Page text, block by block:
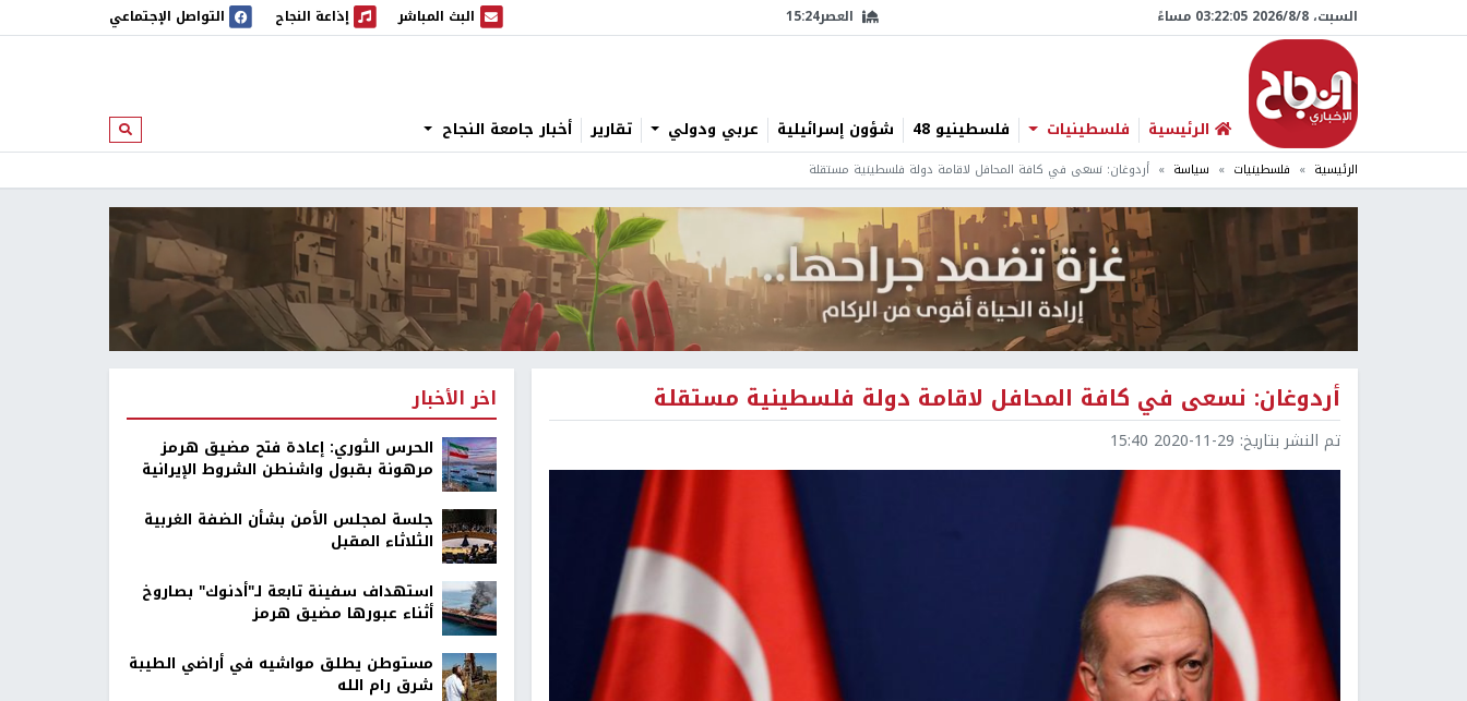
السبت، 8/‏8/‏2026 03:22:06 مساءً العصر15:24 البث المباشر
البث المباشر إذاعة النجاح
إذاعة النجاح التواصل الإجتماعي
الرئيسية فلسطينيات فلسطينيو 48 شؤون إسرائيلية عربي ودولي تقارير أخبار جامعة النجاح ابحث
الرئيسية فلسطينيات سياسة أردوغان: نسعى في كافة المحافل لاقامة دولة فلسطينية مستقلة
أردوغان: نسعى في كافة المحافل لاقامة دولة فلسطينية مستقلة
تم النشر بتاريخ: 2020-11-29 15:40
اخر الأخبار
الحرس الثوري: إعادة فتح مضيق هرمز
مرهونة بقبول واشنطن الشروط الإيرانية
جلسة لمجلس الأمن بشأن الضفة الغربية
الثلاثاء المقبل
استهداف سفينة تابعة لـ"أدنوك" بصاروخ
أثناء عبورها مضيق هرمز
مستوطن يطلق مواشيه في أراضي الطيبة
شرق رام الله